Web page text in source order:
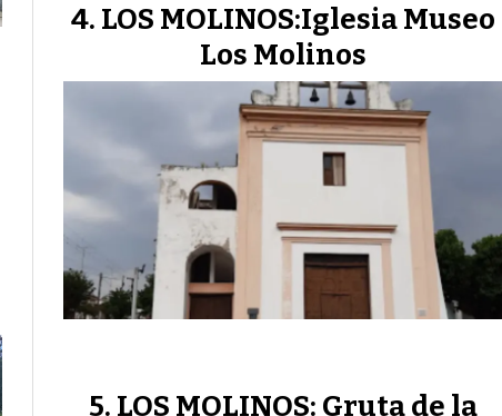
LOS MOLINOS:Iglesia Museo
Los Molinos
LOS MOLINOS: Gruta de la